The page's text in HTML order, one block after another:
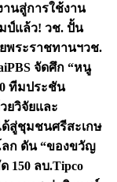
านสู่การใช้งาน
ป์แล้ว! วช. ปั้น
พระราชทานฯวช.
จัดศึก “หนู
ทีมประชัน
ยวิจัยและ
สู่ชุมชนศรีสะเกษ
ลก ดัน “ของขวัญ
150 ลบ.Tipco